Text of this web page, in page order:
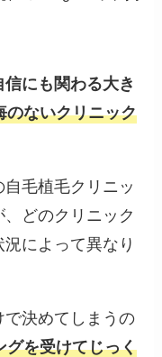
にも関わる大き
のないクリニック
毛植毛クリニッ
どのクリニック
によって異なり
決めてしまうの
グを受けてじっく